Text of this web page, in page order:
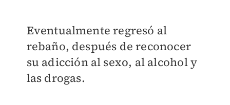
Eventualmente regresó al
rebaño, después de reconocer
su adicción al sexo, al alcohol y
las drogas.